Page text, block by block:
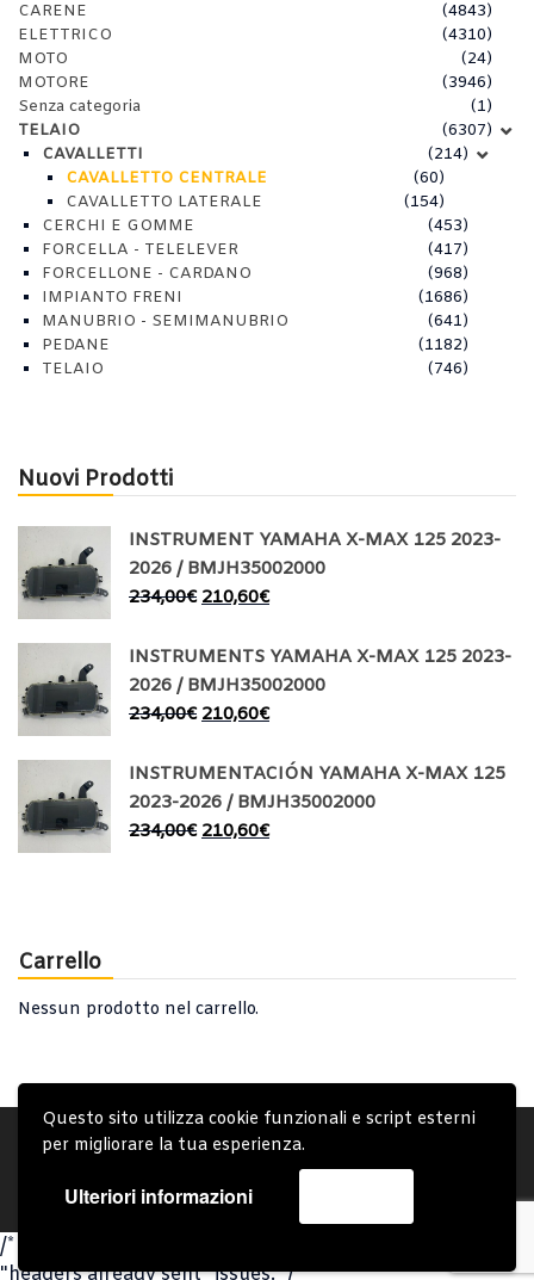
Questo sito utilizza cookie funzionali e script esterni
per migliorare la tua esperienza.
Ulteriori informazioni
CARENE
(4843)
ELETTRICO
(4310)
MOTO
(24)
MOTORE
(3946)
Senza categoria
(1)
TELAIO
(6307)
CAVALLETTI
(214)
CAVALLETTO CENTRALE
(60)
CAVALLETTO LATERALE
(154)
CERCHI E GOMME
(453)
FORCELLA - TELELEVER
(417)
FORCELLONE - CARDANO
(968)
IMPIANTO FRENI
(1686)
MANUBRIO - SEMIMANUBRIO
(641)
PEDANE
(1182)
TELAIO
(746)
Nuovi Prodotti
INSTRUMENT YAMAHA X-MAX 125 2023-
2026 / BMJH35002000
234,00€ 210,60€
INSTRUMENTS YAMAHA X-MAX 125 2023-
2026 / BMJH35002000
234,00€ 210,60€
INSTRUMENTACIÓN YAMAHA X-MAX 125
2023-2026 / BMJH35002000
234,00€ 210,60€
Carrello
Nessun prodotto nel carrello.
Account Condizioni Generali
Spedizione e Consegna
Copyright © 2019 - System Bike Srl - Design by TDsolutions
/* Omit closing PHP tag at the end of PHP files to avoid
"headers already sent" issues. */